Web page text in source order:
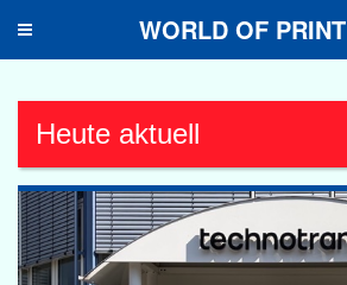
Toggle
WORLD OF PRINT
Heute aktuell